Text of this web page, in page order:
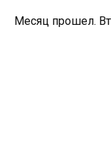
Месяц прошел.